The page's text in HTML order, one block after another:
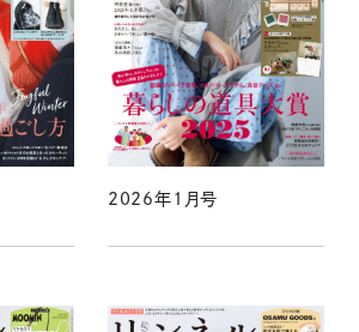
2026年1月号